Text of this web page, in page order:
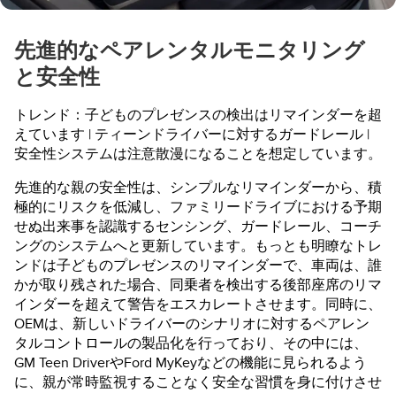
先進的なペアレンタルモニタリング
と安全性
トレンド：子どものプレゼンスの検出はリマインダーを超
えています | ティーンドライバーに対するガードレール |
安全性システムは注意散漫になることを想定しています。
先進的な親の安全性は、シンプルなリマインダーから、積
極的にリスクを低減し、ファミリードライブにおける予期
せぬ出来事を認識するセンシング、ガードレール、コーチ
ングのシステムへと更新しています。もっとも明瞭なトレ
ンドは子どものプレゼンスのリマインダーで、車両は、誰
かが取り残された場合、同乗者を検出する後部座席のリマ
インダーを超えて警告をエスカレートさせます。同時に、
OEMは、新しいドライバーのシナリオに対するペアレン
タルコントロールの製品化を行っており、その中には、
GM Teen DriverやFord MyKeyなどの機能に見られるよう
に、親が常時監視することなく安全な習慣を身に付けさせ